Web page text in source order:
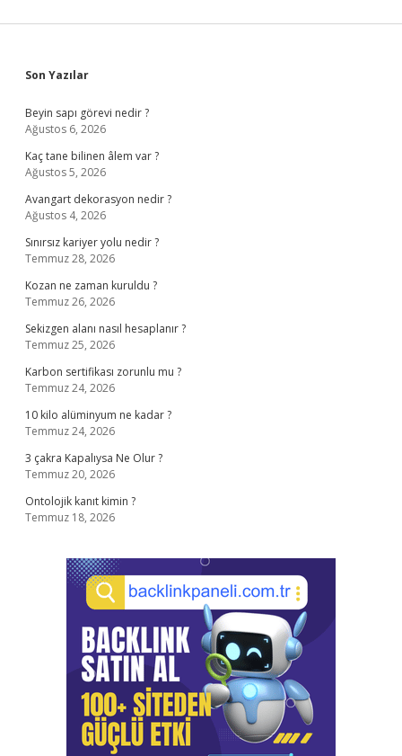
Sidebar
Son Yazılar
Beyin sapı görevi nedir ?
Ağustos 6, 2026
Kaç tane bilinen âlem var ?
Ağustos 5, 2026
Avangart dekorasyon nedir ?
Ağustos 4, 2026
Sınırsız kariyer yolu nedir ?
Temmuz 28, 2026
Kozan ne zaman kuruldu ?
Temmuz 26, 2026
Sekizgen alanı nasıl hesaplanır ?
Temmuz 25, 2026
Karbon sertifikası zorunlu mu ?
Temmuz 24, 2026
10 kilo alüminyum ne kadar ?
Temmuz 24, 2026
3 çakra Kapalıysa Ne Olur ?
Temmuz 20, 2026
Ontolojik kanıt kimin ?
Temmuz 18, 2026